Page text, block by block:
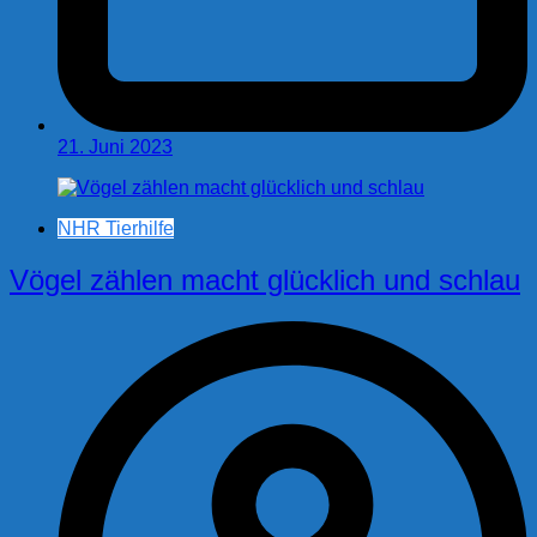
21. Juni 2023
NHR Tierhilfe
Vögel zählen macht glücklich und schlau